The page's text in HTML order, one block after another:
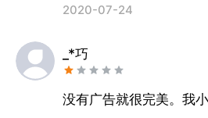
2020-07-24
_*巧
没有广告就很完美。我